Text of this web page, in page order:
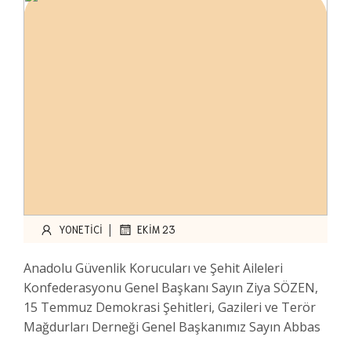
YONETICI | EKIM 23
Anadolu Güvenlik Korucuları ve Şehit Aileleri
Konfederasyonu Genel Başkanı Sayın Ziya SÖZEN,
15 Temmuz Demokrasi Şehitleri, Gazileri ve Terör
Mağdurları Derneği Genel Başkanımız Sayın Abbas